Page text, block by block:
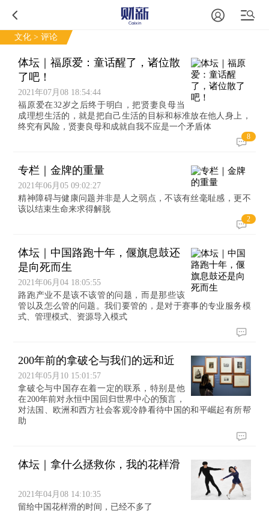
文化 > 评论
体坛｜福原爱：童话醒了，诸位散
了吧！
2021年07月08 18:54:44
福原爱在32岁之后终于明白，把贤妻良母当
成理想生活的，就是把自己生活的目标和标准放在他人身上，
终究有风险，贤妻良母和成就自我不应是一个矛盾体
8
专栏｜金牌的重量
2021年06月05 09:02:27
精神障碍与健康问题并非是人之弱点，不该有丝毫耻感，更不
该以结束生命来求得解脱
2
体坛｜中国路跑十年，偃旗息鼓还
是向死而生
2021年06月04 18:05:55
路跑产业不是该不该管的问题，而是那些该
管以及怎么管的问题。我们要管的，是对于赛事的专业服务模
式、管理模式、资源导入模式
200年前的拿破仑与我们的远和近
2021年05月10 15:01:57
拿破仑与中国存在着一定的联系，特别是他
在200年前对永恒中国回归世界中心的预言，
对法国、欧洲和西方社会客观冷静看待中国的和平崛起有所帮
助
体坛｜拿什么拯救你，我的花样滑
2021年04月08 14:10:35
留给中国花样滑的时间，已经不多了